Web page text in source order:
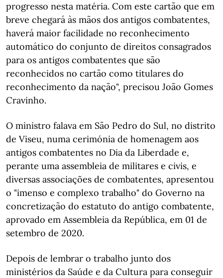
progresso nesta matéria. Com este cartão que em
breve chegará às mãos dos antigos combatentes,
haverá maior facilidade no reconhecimento
automático do conjunto de direitos consagrados
para os antigos combatentes que são
reconhecidos no cartão como titulares do
reconhecimento da nação", precisou João Gomes
Cravinho.
O ministro falava em São Pedro do Sul, no distrito
de Viseu, numa cerimónia de homenagem aos
antigos combatentes no Dia da Liberdade e,
perante uma assembleia de militares e civis, e
diversas associações de combatentes, apresentou
o "imenso e complexo trabalho" do Governo na
concretização do estatuto do antigo combatente,
aprovado em Assembleia da República, em 01 de
setembro de 2020.
Depois de lembrar o trabalho junto dos
ministérios da Saúde e da Cultura para conseguir